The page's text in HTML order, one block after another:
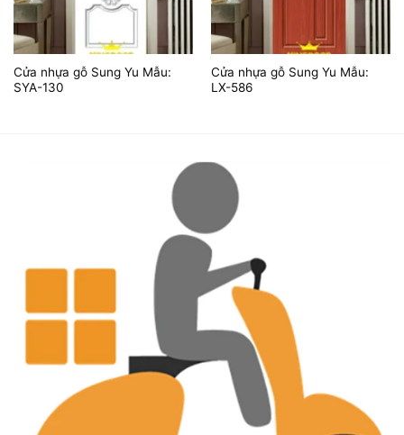
Cửa nhựa gỗ Sung Yu Mẫu:
SYA-130
Cửa nhựa gỗ Sung Yu Mẫu:
LX-586